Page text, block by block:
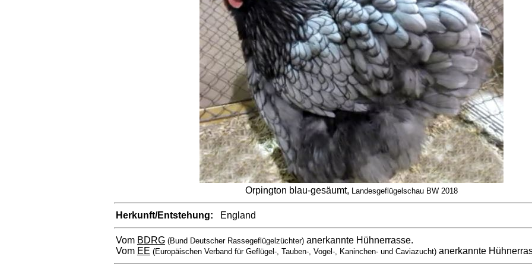
Orpington blau-gesäumt, Landesgeflügelschau BW 2018
Herkunft/Entstehung: England
Vom BDRG (Bund Deutscher Rassegeflügelzüchter) anerkannte Hühnerrasse.
Vom EE (Europäischen Verband für Geflügel-, Tauben-, Vogel-, Kaninchen- und Caviazucht) anerkannte